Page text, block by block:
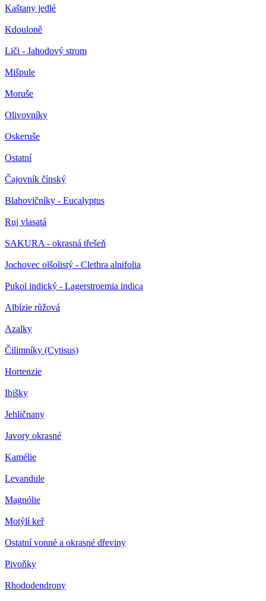
Kaštany jedlé
Kdouloně
Liči - Jahodový strom
Mišpule
Moruše
Olivovníky
Oskeruše
Ostatní
Čajovník čínský
Blahovičníky - Eucalyptus
Ruj vlasatá
SAKURA - okrasná třešeň
Jochovec olšolistý - Clethra alnifolia
Pukol indický - Lagerstroemia indica
Albízie růžová
Azalky
Čilimníky (Cytisus)
Hortenzie
Ibišky
Jehličnany
Javory okrasné
Kamélie
Levandule
Magnólie
Motýlí keř
Ostatní vonné a okrasné dřeviny
Pivoňky
Rhododendrony